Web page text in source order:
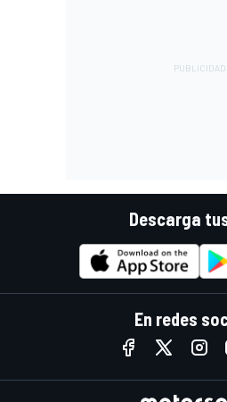
Descarga
En redes